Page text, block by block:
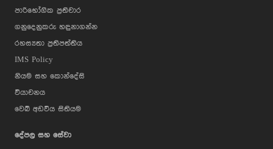
පාරිභෝගික ප්‍රතිචාර
ගනුදෙනුකරු හඳුනාගන්න
රහස්‍යතා ප්‍රතිපත්තිය
IMS Policy
නියම සහ කොන්දේසි
වියාචනය
වෙබ් අඩවිය සිතියම
දේපල සහ සේවා